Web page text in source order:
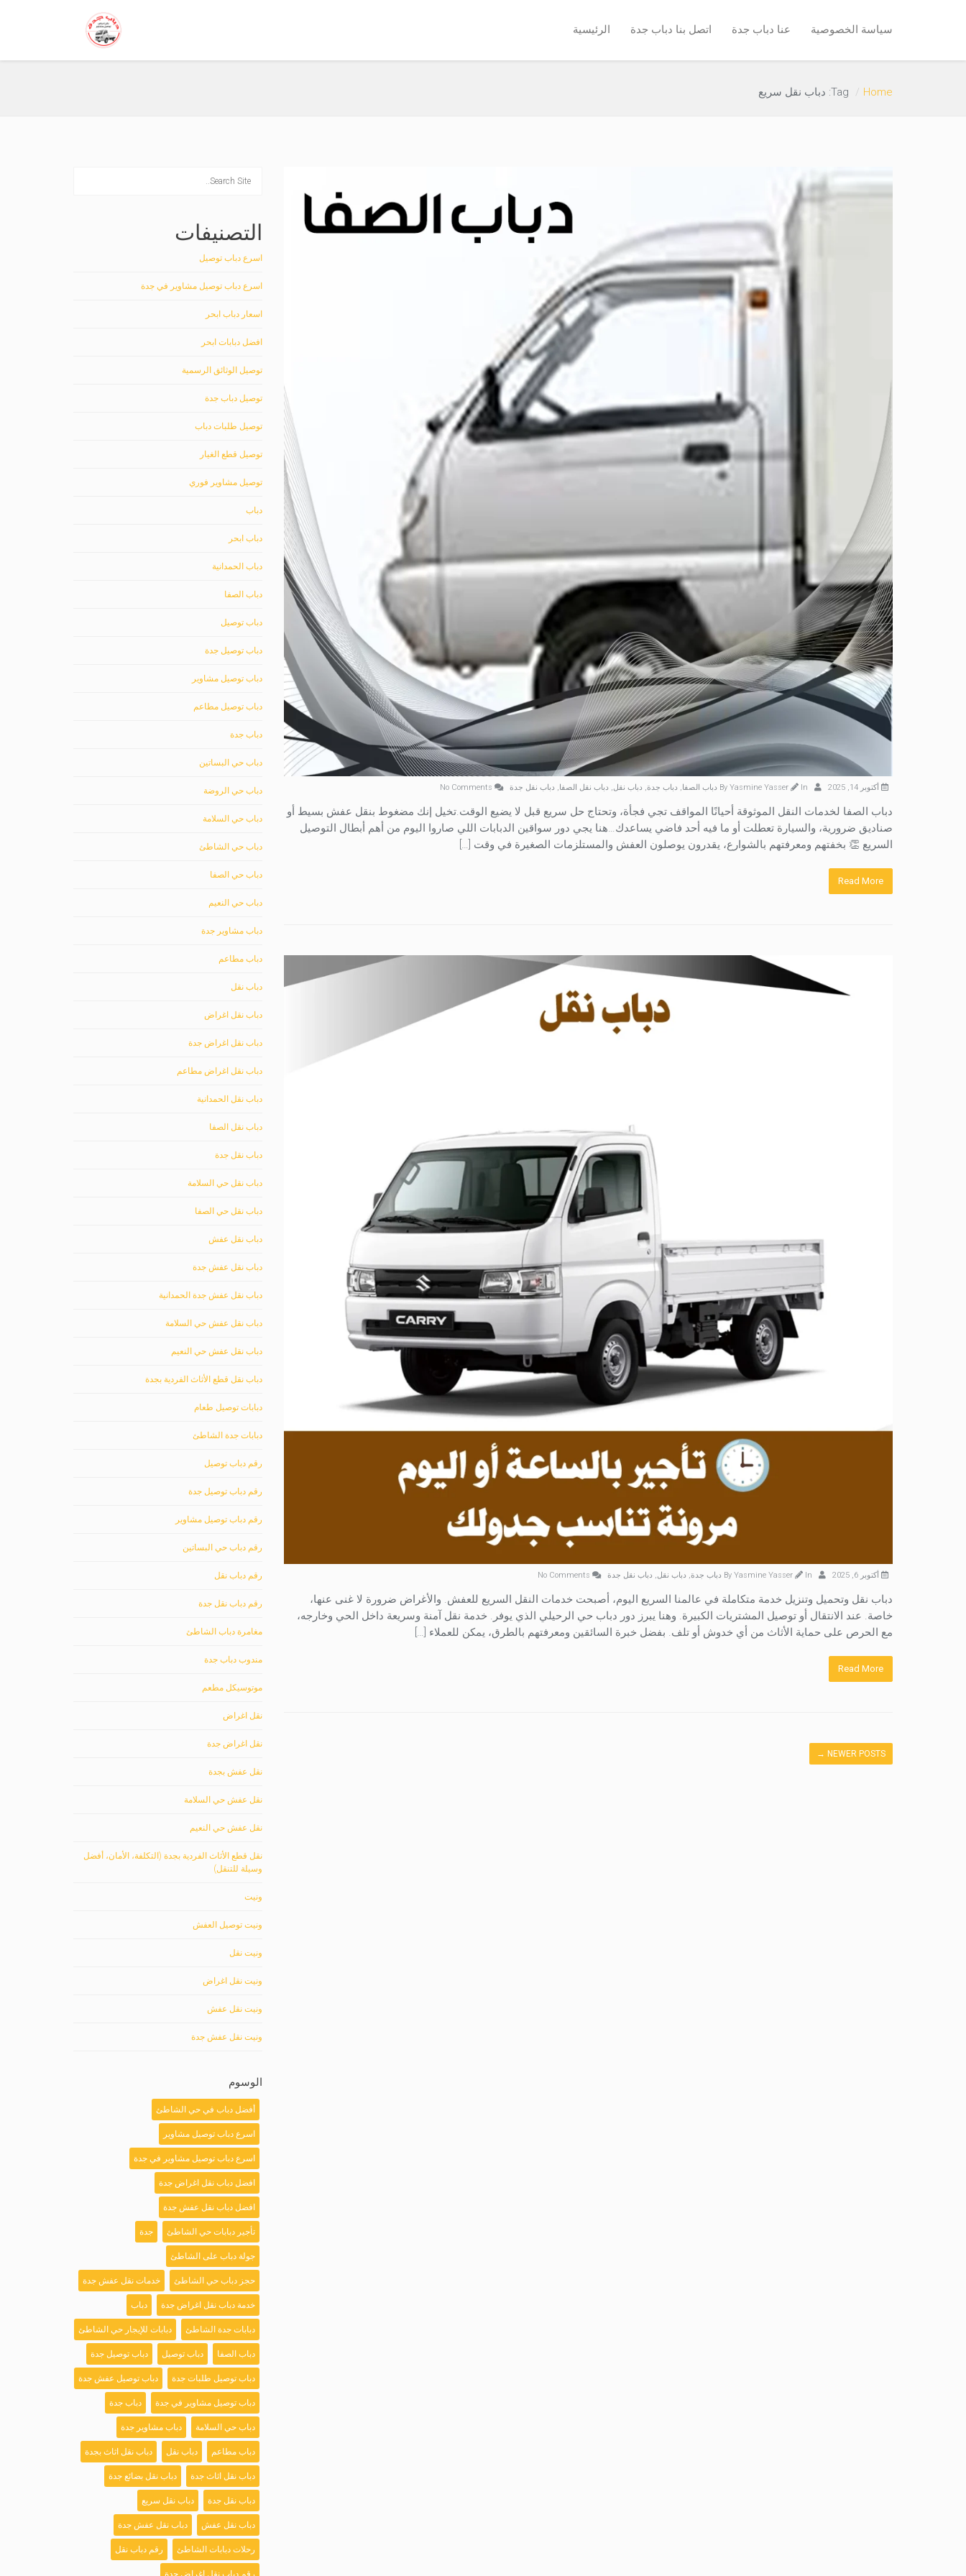
الرئيسية اتصل بنا دباب جدة عنا دباب جدة سياسة الخصوصية
Home Tag: دباب نقل سريع
أكتوبر 14, 2025 Yasmine Yasser In دباب الصفا دباب جدة دباب نقل دباب نقل الصفا دباب نقل جدة
دباب الصفا لخدمات النقل الموثوقة أحيانًا المواقف تجي فجأة، وتحتاج حل سريع قبل لا يضيع الوقت.تخيل إنك مضغوط بنقل عفش بسيط أو
صناديق ضرورية، والسيارة تعطلت أو ما فيه أحد فاضي يساعدك…هنا يجي دور سواقين الدبابات اللي صاروا اليوم من أهم أبطال التوصيل
السريع 👏 بخفتهم ومعرفتهم بالشوارع، يقدرون يوصلون العفش والمستلزمات الصغيرة في وقت […]
Read More
أكتوبر 6, 2025 Yasmine Yasser In دباب جدة, دباب نقل, دباب نقل جدة
دباب نقل وتحميل وتنزيل خدمة متكاملة في عالمنا السريع اليوم، أصبحت خدمات النقل السريع للعفش. والأغراض ضرورة لا غنى عنها،
خاصة. عند الانتقال أو توصيل المشتريات الكبيرة. وهنا يبرز دور دباب حي الرحيلي الذي يوفر. خدمة نقل آمنة وسريعة داخل الحي وخارجه،
مع الحرص على حماية الأثاث من أي خدوش أو تلف. بفضل خبرة السائقين ومعرفتهم بالطرق، يمكن للعملاء […]
Read More
NEWER POSTS
→
التصنيفات
اسرع دباب توصيل
اسرع دباب توصيل مشاوير في جدة
اسعار دباب ابحر
افضل دبابات ابحر
توصيل الوثائق الرسمية
توصيل دباب جدة
توصيل طلبات دباب
توصيل قطع الغيار
توصيل مشاوير فوري
دباب
دباب ابحر
دباب الحمدانية
دباب الصفا
دباب توصيل
دباب توصيل جدة
دباب توصيل مشاوير
دباب توصيل مطاعم
دباب جدة
دباب حي البساتين
دباب حي الروضة
دباب حي السلامة
دباب حي الشاطئ
دباب حي الصفا
دباب حي النعيم
دباب مشاوير جدة
دباب مطاعم
دباب نقل
دباب نقل اغراض
دباب نقل اغراض جدة
دباب نقل اغراض مطاعم
دباب نقل الحمدانية
دباب نقل الصفا
دباب نقل جدة
دباب نقل حي السلامة
دباب نقل حي الصفا
دباب نقل عفش
دباب نقل عفش جدة
دباب نقل عفش جدة الحمدانية
دباب نقل عفش حي السلامة
دباب نقل عفش حي النعيم
دباب نقل قطع الأثاث الفردية بجدة
دبابات توصيل طعام
دبابات جدة الشاطئ
رقم دباب توصيل
رقم دباب توصيل جدة
رقم دباب توصيل مشاوير
رقم دباب حي البساتين
رقم دباب نقل
رقم دباب نقل جدة
مغامرة دباب الشاطئ
مندوب دباب جدة
موتوسيكل مطعم
نقل اغراض
نقل اغراض جدة
نقل عفش بجدة
نقل عفش حي السلامة
نقل عفش حي النعيم
نقل قطع الأثاث الفردية بجدة (التكلفة، الأمان، أفضل
وسيلة للتنقل)
ونيت
ونيت توصيل العفش
ونيت نقل
ونيت نقل اغراض
ونيت نقل عفش
ونيت نقل عفش جدة
الوسوم
أفضل دباب في حي الشاطئ
اسرع دباب توصيل مشاوير
اسرع دباب توصيل مشاوير في جدة
افضل دباب نقل اغراض جدة
افضل دباب نقل عفش جدة
تأجير دبابات حي الشاطئ جدة
جولة دباب على الشاطئ
حجز دباب حي الشاطئ خدمات نقل عفش جدة
خدمة دباب نقل اغراض جدة دباب
دبابات جدة الشاطئ دبابات للإيجار حي الشاطئ
دباب الصفا دباب توصيل دباب توصيل جدة
دباب توصيل طلبات جدة دباب توصيل عفش جدة
دباب توصيل مشاوير في جدة دباب جدة
دباب حي السلامة دباب مشاوير جدة
دباب مطاعم دباب نقل دباب نقل اثاث بجدة
دباب نقل اثاث جدة دباب نقل بضائع جدة
دباب نقل جدة دباب نقل سريع
دباب نقل عفش دباب نقل عفش جدة
رحلات دبابات الشاطئ رقم دباب نقل
رقم دباب نقل اغراض جدة